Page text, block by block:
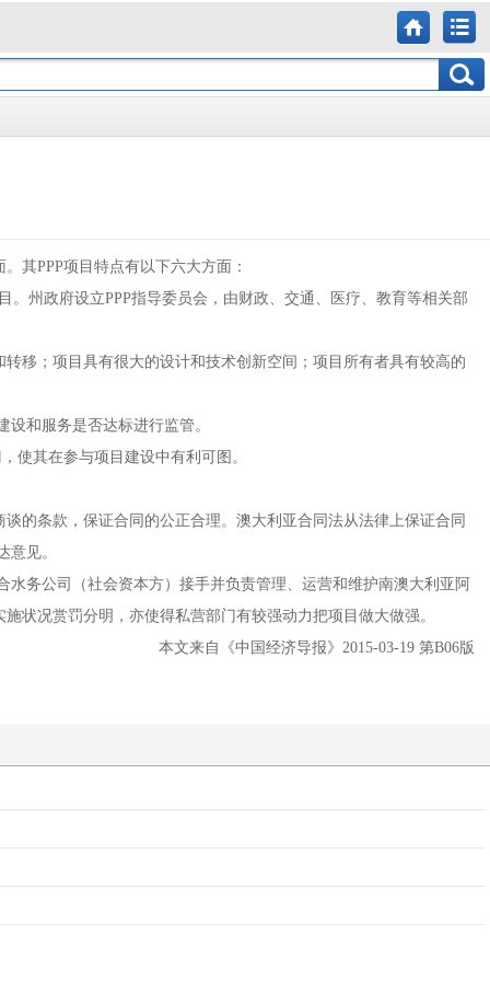
。其PPP项目特点有以下六大方面：
。州政府设立PPP指导委员会，由财政、交通、医疗、教育等相关部
移；项目具有很大的设计和技术创新空间；项目所有者具有较高的
和服务是否达标进行监管。
使其在参与项目建设中有利可图。
的条款，保证合同的公正合理。澳大利亚合同法从法律上保证合同
见。
水务公司（社会资本方）接手并负责管理、运营和维护南澳大利亚阿
状况赏罚分明，亦使得私营部门有较强动力把项目做大做强。
本文来自《中国经济导报》 2015-03-19 第B06版